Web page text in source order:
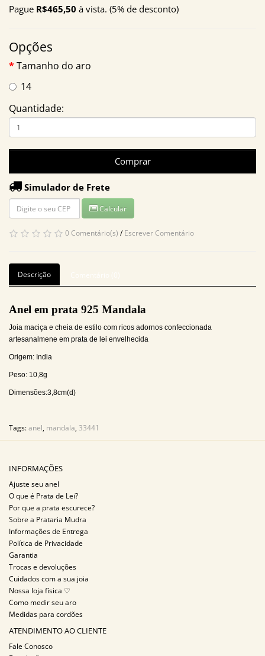
Pague R$465,50 à vista. (5% de desconto)
Opções
Tamanho do aro
14
Quantidade:
Comprar
Simulador de Frete
Calcular
0 Comentário(s) /Escrever Comentário
Descrição
Anel em prata 925 Mandala
Joia maciça e cheia de estilo com ricos adornos confeccionada
artesanalmene em prata de lei envelhecida
Origem: India
Peso: 10,8g
Dimensões:3,8cm(d)
Tags:anel, mandala,33441
INFORMAÇÕES
Ajuste seu anel
O que é Prata de Lei?
Por que a prata escurece?
Sobre a Prataria Mudra
Informações de Entrega
Política de Privacidade
Garantia
Trocas e devoluções
Cuidados com a sua joia
Nossa loja física ♡
Como medir seu aro
Medidas para cordões
ATENDIMENTO AO CLIENTE
Fale Conosco